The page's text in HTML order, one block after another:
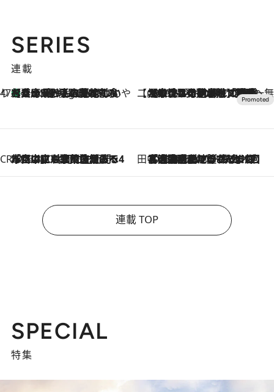
SERIES
連載
47都道府県の手みやげ ひんやりスイーツで夏を満喫
6 Hours Ago
【兵庫県】この夏絶対食べたい 冷やしておいしいおやつ3選 淡路島の恵みをジェラートに集約 【CREA×星野リゾート】唯一無二。癒しと発見が待つ場所へ
2026.8.7
【トンボの足水浴】ヒノキの香りに包まれて涼感マックス！約13℃の湧水かけ流しを避暑地「星野温泉 トンボの湯」で体験
CREA'S CHOICE
2026.8.7
「立川にも歌舞伎があるんだよ」 片岡仁左衛門・市川中車ら豪華座組みで4年目の立川立飛歌舞伎へ 田中稲の勝手に再ブーム
2026.8.7
「湘南乃風に憧れて」観客大盛上がりの“タオル回し”に、ラッパー顔負けの高速歌唱まで…さだまさし（74）のアグレッシブすぎる現在地
連載 TOP
SPECIAL
特集